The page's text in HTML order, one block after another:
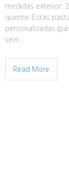
medidas exterior:
quente. Estas
personalizadas
sem…
Read More